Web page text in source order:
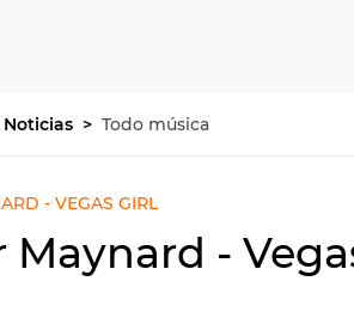
Noticias Todo música
- VEGAS GIRL
Maynard -